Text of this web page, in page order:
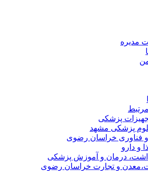
مدیره
پزشکی
پزشکی مشهد
فناوری خراسان رضوی
و دارو
درمان و آموزش پزشکی
و تجارت خراسان رضوی